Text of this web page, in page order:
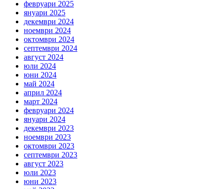
февруари 2025
януари 2025
декември 2024
ноември 2024
октомври 2024
септември 2024
август 2024
юли 2024
юни 2024
май 2024
април 2024
март 2024
февруари 2024
януари 2024
декември 2023
ноември 2023
октомври 2023
септември 2023
август 2023
юли 2023
юни 2023